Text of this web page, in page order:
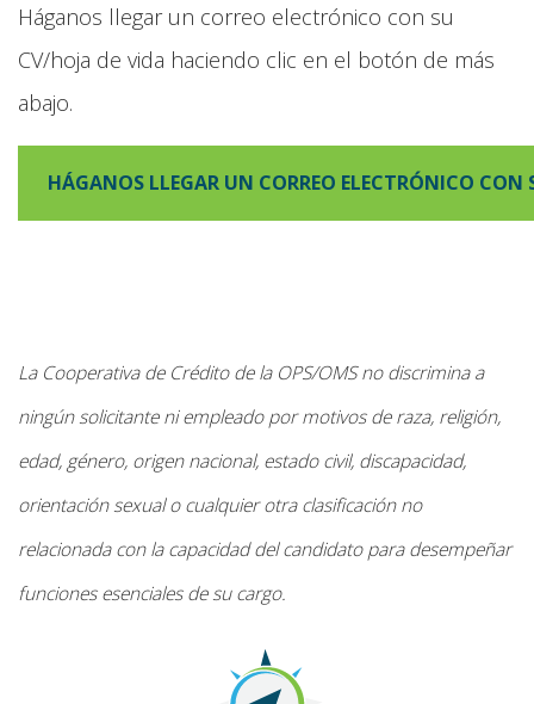
Háganos llegar un correo electrónico con su
CV/hoja de vida haciendo clic en el botón de más
abajo.
HÁGANOS LLEGAR UN CORREO ELECTRÓNICO CON
La Cooperativa de Crédito de la OPS/OMS no discrimina a
ningún solicitante ni empleado por motivos de raza, religión,
edad, género, origen nacional, estado civil, discapacidad,
orientación sexual o cualquier otra clasificación no
relacionada con la capacidad del candidato para desempeñar
funciones esenciales de su cargo.